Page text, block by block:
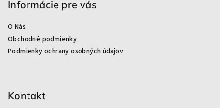
Informácie pre vás
O Nás
Obchodné podmienky
Podmienky ochrany osobných údajov
Kontakt